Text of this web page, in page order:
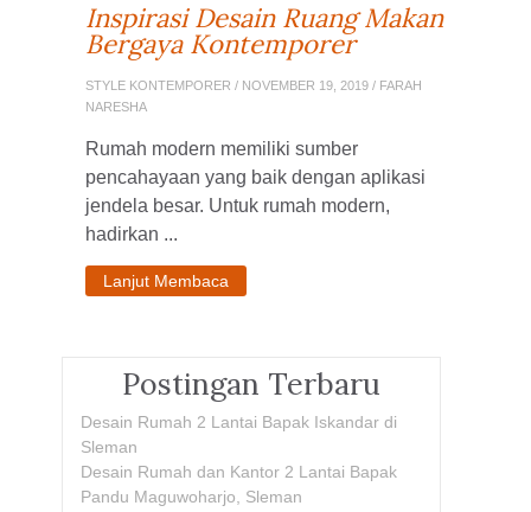
Inspirasi Desain Ruang Makan
Bergaya Kontemporer
STYLE KONTEMPORER / NOVEMBER 19, 2019 / FARAH
NARESHA
Rumah modern memiliki sumber
pencahayaan yang baik dengan aplikasi
jendela besar. Untuk rumah modern,
hadirkan ...
Lanjut Membaca
Postingan Terbaru
Desain Rumah 2 Lantai Bapak Iskandar di
Sleman
Desain Rumah dan Kantor 2 Lantai Bapak
Pandu Maguwoharjo, Sleman